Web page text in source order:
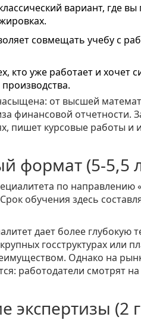
вариант, где
совмещать учебу с
кто уже работает и хочет
от высшей
финансовой отчетности.
пишет курсовые работы
формат (5-5,5
по направлению
обучения здесь
дает более глубокую
госструктурах или
Однако на
работодатели смотрят
экспертизы (2